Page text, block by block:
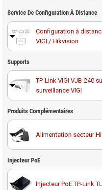
Service De Configuration À Distance
Configuration à
VIGI / Hikvision
Supports
TP-Link VIGI VJB-240
surveillance VIGI
Produits Complémentaires
Alimentation secteur
Injecteur PoE TP-Link
Injecteur PoE
Injecteur PoE TP-Link